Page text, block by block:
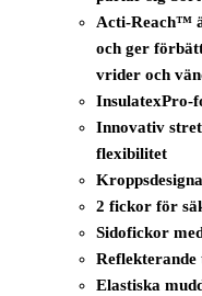
Acti-Reach™
och ger
vrider och
InsulatexPro-
Innovativ
flexibilitet
2 fickor för
Sidofickor
Elastiska